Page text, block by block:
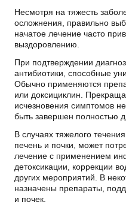
Несмотря на тяжесть
осложнения, правильно
начатое лечение часто
выздоровлению.
При подтверждении
антибиотики, способные
Обычно применяются
или доксициклин.
исчезновения симптомов
быть завершен полностью
В случаях тяжелого
печень и почки, может
лечение с применением
детоксикации, коррекции
других мероприятий. В
назначены препараты,
и почек.